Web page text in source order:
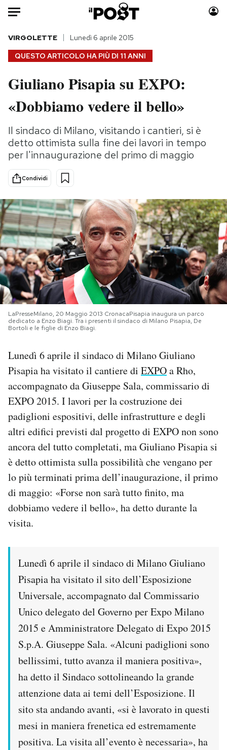
Auto
HOME
Italia
Politica
Tecnologia
Internet
Scienza
Cultura
Economia
Sport
Moda
Consumismi
Storie/Idee
Ok Boomer!
Media
Mondiali calcio 2026
PODCAST
NEWSLETTER
I MIEI PREFERITI
CALENDARIO
AREA PERSONALE
Area Personale
Newsletter
Notifiche mobile
Regala il Post
Hai bisogno di aiuto?
QUESTO ARTICOLO HA PIÙ DI 11 ANNI
VIRGOLETTE Lunedì 6 aprile 2015
Giuliano Pisapia su EXPO:
«Dobbiamo vedere il bello»
Il sindaco di Milano, visitando i cantieri, si è
detto ottimista sulla fine dei lavori in tempo
per l'innaugurazione del primo di maggio
Condividi
LaPresseMilano, 20 Maggio 2013 CronacaPisapia inaugura un parco
dedicato a Enzo Biagi. Tra i presenti il sindaco di Milano Pisapia, De
Bortoli e le figlie di Enzo Biagi.
Lunedì 6 aprile il sindaco di Milano Giuliano
Pisapia ha visitato il cantiere di EXPOa Rho,
accompagnato da Giuseppe Sala, commissario di
EXPO 2015. I lavori per la costruzione dei
padiglioni espositivi, delle infrastrutture e degli
altri edifici previsti dal progetto di EXPO non sono
ancora del tutto completati, ma Giuliano Pisapia si
è detto ottimista sulla possibilità che vengano per
lo più terminati prima dell’inaugurazione, il primo
di maggio: «Forse non sarà tutto finito, ma
dobbiamo vedere il bello», ha detto durante la
visita.
Lunedì 6 aprile il sindaco di Milano Giuliano
Pisapia ha visitato il sito dell’Esposizione
Universale, accompagnato dal Commissario
Unico delegato del Governo per Expo Milano
2015 e Amministratore Delegato di Expo 2015
S.p.A. Giuseppe Sala. «Alcuni padiglioni sono
bellissimi, tutto avanza il maniera positiva»,
ha detto il Sindaco sottolineando la grande
attenzione data ai temi dell’Esposizione. Il
sito sta andando avanti, «si è lavorato in questi
mesi in maniera frenetica ed estremamente
positiva. La visita all’evento è necessaria», ha